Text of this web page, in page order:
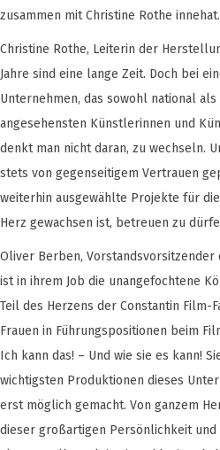
zusammen mit Christine Rothe innehat.
Christine Rothe, Leiterin der
Jahre sind eine lange Zeit. Doch bei
Unternehmen, das sowohl national
angesehensten Künstlerinnen und
denkt man nicht daran, zu wechseln.
stets von gegenseitigem Vertrauen
weiterhin ausgewählte Projekte für
Herz gewachsen ist, betreuen zu
Oliver Berben, Vorstandsvorsitzender
ist in ihrem Job die unangefochtene
Teil des Herzens der Constantin Film-
Frauen in Führungspositionen beim
Ich kann das! – Und wie sie es kann!
wichtigsten Produktionen dieses
erst möglich gemacht. Von ganzem
dieser großartigen Persönlichkeit und